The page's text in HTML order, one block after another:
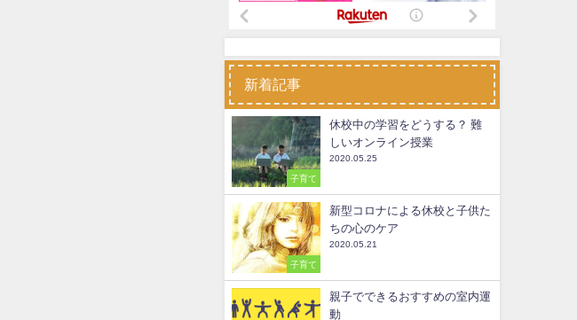
新着記事
子育て
休校中の学習をどうする？ 難
しいオンライン授業
2020.05.25
子育て
新型コロナによる休校と子供た
ちの心のケア
2020.05.21
親子でできるおすすめの室内運
動